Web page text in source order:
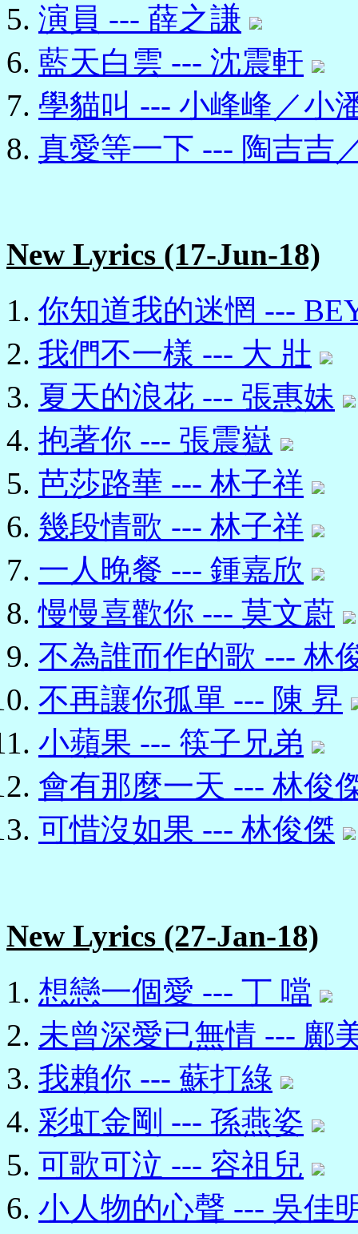
演員 --- 薛之謙
藍天白雲 --- 沈震軒
學貓叫 --- 小峰峰／小
真愛等一下 --- 陶吉吉
New Lyrics (17-Jun-18)
你知道我的迷惘 ---
我們不一樣 --- 大 壯
夏天的浪花 --- 張惠妹
抱著你 --- 張震嶽
芭莎路華 --- 林子祥
幾段情歌 --- 林子祥
一人晚餐 --- 鍾嘉欣
慢慢喜歡你 --- 莫文蔚
不為誰而作的歌 --- 林
不再讓你孤單 --- 陳 昇
小蘋果 --- 筷子兄弟
會有那麼一天 --- 林俊
可惜沒如果 --- 林俊傑
New Lyrics (27-Jan-18)
想戀一個愛 --- 丁 噹
未曾深愛已無情 --- 鄺
我賴你 --- 蘇打綠
彩虹金剛 --- 孫燕姿
可歌可泣 --- 容祖兒
小人物的心聲 --- 吳佳